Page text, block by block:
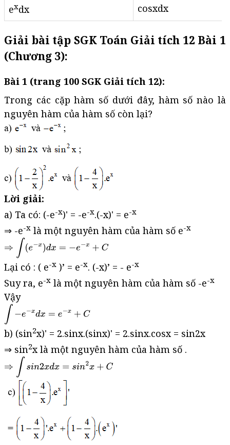
exdx cosxdx
Giải bài tập SGK Toán Giải tích 12 Bài 1
(Chương 3):
Bài 1 (trang 100 SGK Giải tích 12):
Trong các cặp hàm số dưới đây, hàm số nào là
nguyên hàm của hàm số còn lại?
Lời giải:
a) Ta có: (-e-x)' = -e-x.(-x)' = e-x
⇒ -e-x là một nguyên hàm của hàm số e-x
Lại có : ( e-x )’ = e-x. (-x)’ = - e-x
Suy ra, e-x là một nguyên hàm của hàm số -e-x
Vậy
b) (sin2x)' = 2.sinx.(sinx)' = 2.sinx.cosx = sin2x
⇒ sin2x là một nguyên hàm của hàm số .